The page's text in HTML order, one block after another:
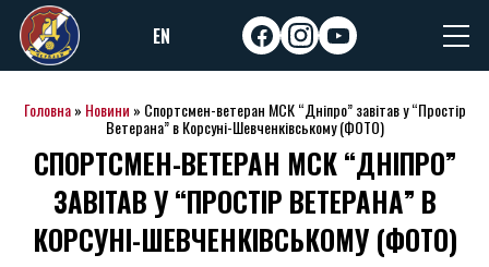
Skip
to
content
EN facebookinstagram
youtube
Головна» Новини » Спортсмен-ветеран МСК “Дніпро” завітав у “Простір
Ветерана” в Корсуні-Шевченківському (ФОТО)
СПОРТСМЕН-ВЕТЕРАН МСК “ДНІПРО”
ЗАВІТАВ У “ПРОСТІР ВЕТЕРАНА” В
КОРСУНІ-ШЕВЧЕНКІВСЬКОМУ (ФОТО)